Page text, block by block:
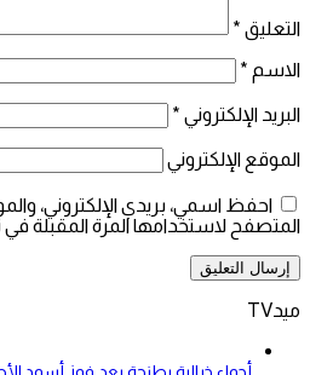
التعليق *
الاسم *
البريد الإلكتروني *
الموقع الإلكتروني
احفظ اسمي، بريدي الإلكتروني،
المتصفح لاستخدامها المرة المقبلة في
ميدTV